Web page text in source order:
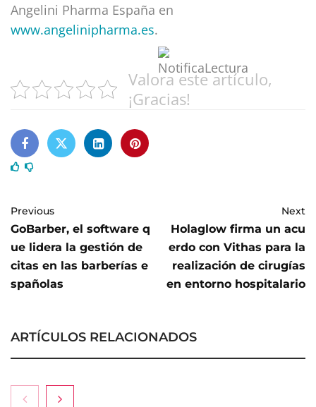
Angelini Pharma España en
www.angelinipharma.es.
Valora este artículo,
¡Gracias!
Previous
GoBarber, el software q
ue lidera la gestión de
citas en las barberías e
spañolas
Next
Holaglow firma un acu
erdo con Vithas para la
realización de cirugías
en entorno hospitalario
ARTÍCULOS RELACIONADOS